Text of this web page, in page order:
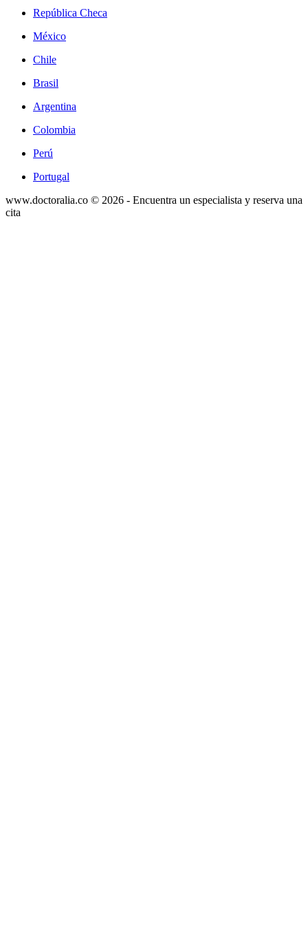
República Checa
México
Chile
Brasil
Argentina
Colombia
Perú
Portugal
www.doctoralia.co © 2026 - Encuentra un especialista y reserva una
cita